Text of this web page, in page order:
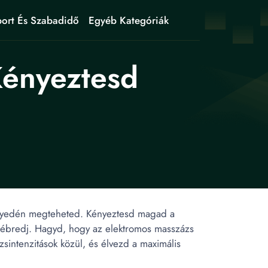
És Szabadidő Egyéb Kategóriák
megteheted. Kényeztesd magad a
Hagyd, hogy az elektromos masszázs
közül, és élvezd a maximális